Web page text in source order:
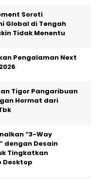
Soroti
Global di Tengah
Tidak Menentu
Pengalaman Next
Tigor Pangaribuan
Hormat dari
“3-Way
dengan Desain
Tingkatkan
Desktop